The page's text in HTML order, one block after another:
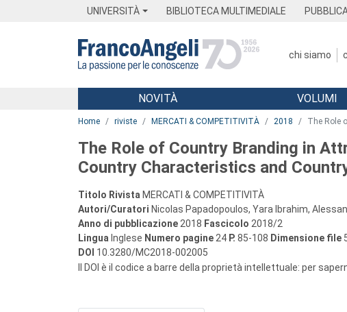
UNIVERSITÀ BIBLIOTECA MULTIMEDIALE
chi siamo
Menu
NOVITÀ VOLUMI
Home riviste MERCATI & COMPETITIVITÀ 2018 The Role
The Role of Country Branding in
Country Characteristics and
Titolo Rivista MERCATI & COMPETITIVITÀ
Autori/Curatori Nicolas Papadopoulos, Yara Ibrahim,
Anno di pubblicazione 2018 Fascicolo 2018/2
Lingua Inglese Numero pagine 24 P. 85-108 Dimensione file
DOI 10.3280/MC2018-002005
Il DOI è il codice a barre della proprietà intellettuale: per